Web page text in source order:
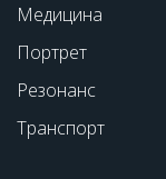
Медицина
Портрет
Резонанс
Транспорт